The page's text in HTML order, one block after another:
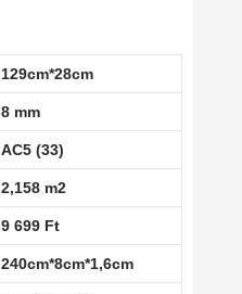
129cm*28cm
8 mm
AC5 (33)
2,158 m2
9 699 Ft
240cm*8cm*1,6cm